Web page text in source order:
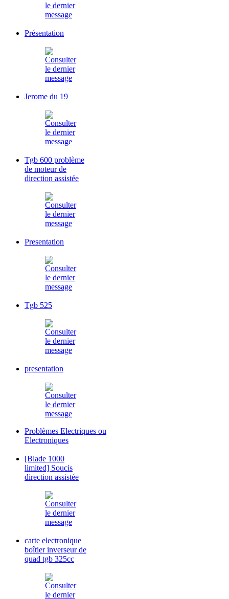
Présentation
Jerome du 19
Tgb 600 problème
de moteur de
direction assistée
Presentation
Tgb 525
presentation
Problèmes Electriques ou
Electroniques
[Blade 1000
limited] Soucis
direction assistée
carte electronique
boîtier inverseur de
quad tgb 325cc